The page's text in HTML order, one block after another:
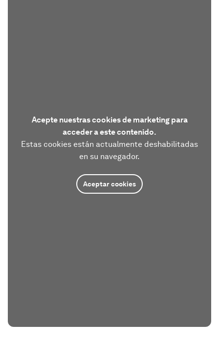
Acepte nuestras cookies de marketing para
acceder a este contenido.
Estas cookies están actualmente deshabilitadas
en su navegador.
Aceptar cookies